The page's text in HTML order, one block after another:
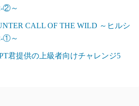
②～
CALL OF THE WILD ～ヒルシ
①～
君提供の上級者向けチャレンジ5